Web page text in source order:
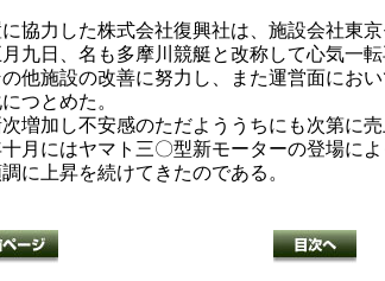
協力した株式会社復興社は、施設会社東
九日、名も多摩川競艇と改称して心気一転
他施設の改善に努力し、また運営面にお
つとめた。
増加し不安感のただよううちにも次第に
月にはヤマト三〇型新モーターの登場に
に上昇を続けてきたのである。